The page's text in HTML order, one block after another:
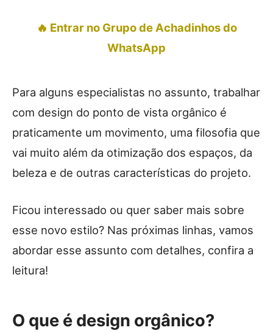
🔥 Entrar no Grupo de Achadinhos do
WhatsApp
Para alguns especialistas no assunto, trabalhar
com design do ponto de vista orgânico é
praticamente um movimento, uma filosofia que
vai muito além da otimização dos espaços, da
beleza e de outras características do projeto.
Ficou interessado ou quer saber mais sobre
esse novo estilo? Nas próximas linhas, vamos
abordar esse assunto com detalhes, confira a
leitura!
O que é design orgânico?